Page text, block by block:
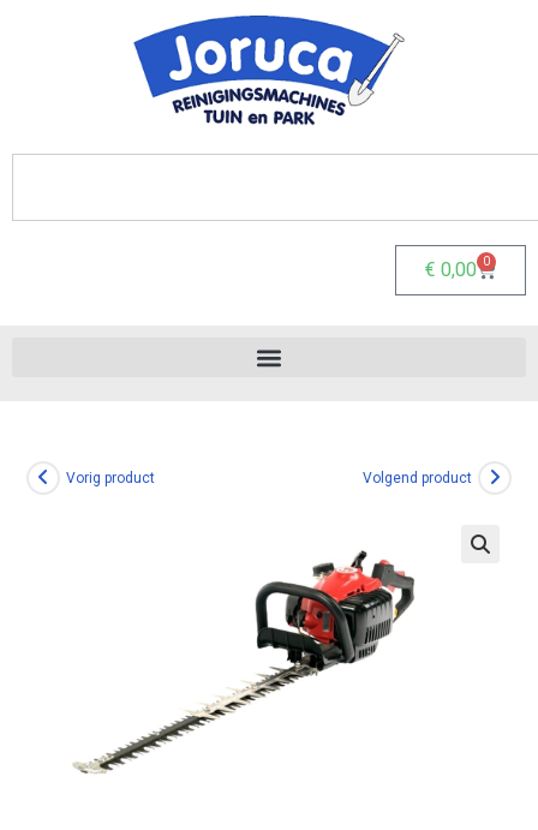
€ 0,00 0
Vorig product Volgend product